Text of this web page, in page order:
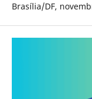
Brasília/DF,